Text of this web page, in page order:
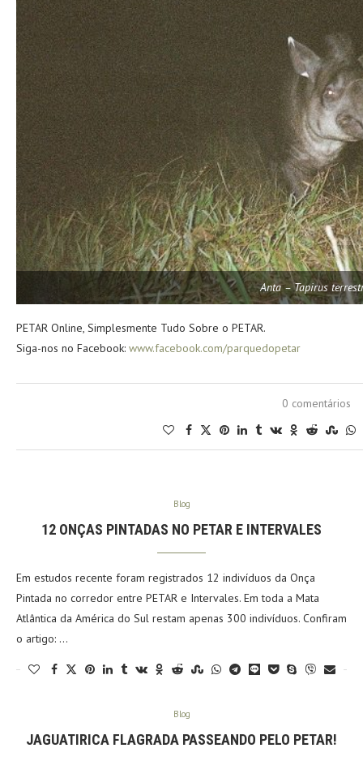
Anta – Tapirus
PETAR Online, Simplesmente Tudo Sobre o PETAR.
Siga-nos no Facebook: www.facebook.com/parquedopetar
0 comentários
Blog
12 ONÇAS PINTADAS NO PETAR E INTERVALES
Em estudos recente foram registrados 12 indivíduos da Onça
Pintada no corredor entre PETAR e Intervales. Em toda a Mata
Atlântica da América do Sul restam apenas 300 indivíduos. Confiram
o artigo: …
Blog
JAGUATIRICA FLAGRADA PASSEANDO PELO PETAR!